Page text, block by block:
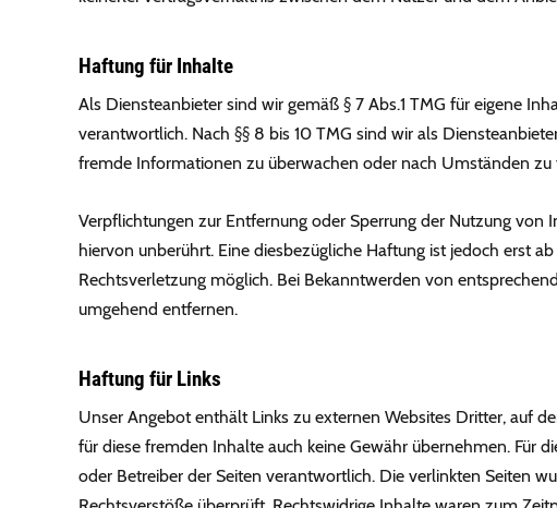
Haftung für Inhalte
Als Diensteanbieter sind wir gemäß § 7 Abs.1 TMG für eigene
verantwortlich. Nach §§ 8 bis 10 TMG sind wir als
fremde Informationen zu überwachen oder nach Umständen zu
Verpflichtungen zur Entfernung oder Sperrung der Nutzung
hiervon unberührt. Eine diesbezügliche Haftung ist jedoch erst
Rechtsverletzung möglich. Bei Bekanntwerden von
umgehend entfernen.
Haftung für Links
Unser Angebot enthält Links zu externen Websites Dritter, auf
für diese fremden Inhalte auch keine Gewähr übernehmen. Für
oder Betreiber der Seiten verantwortlich. Die verlinkten Seiten